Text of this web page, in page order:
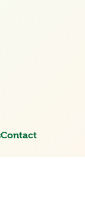
Contact